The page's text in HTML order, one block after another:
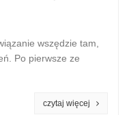
wszędzie tam,
Po pierwsze ze